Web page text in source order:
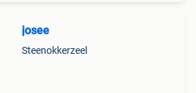
josee
Steenokkerzeel